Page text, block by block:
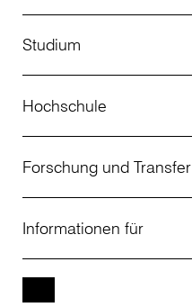
Studium
Studienangebot
Bewerbung
Studienberatung
Weiterbildung
Hochschule
Über uns
Aktuelles
Forschung und Transfer
Projekte
Informationen für